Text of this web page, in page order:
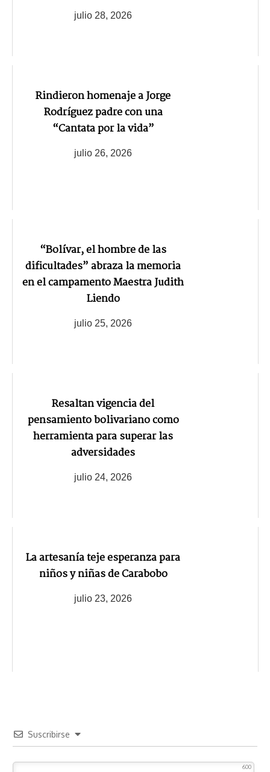
julio 28, 2026
Rindieron homenaje a Jorge
Rodríguez padre con una
“Cantata por la vida”
julio 26, 2026
“Bolívar, el hombre de las
dificultades” abraza la memoria
en el campamento Maestra Judith
Liendo
julio 25, 2026
Resaltan vigencia del
pensamiento bolivariano como
herramienta para superar las
adversidades
julio 24, 2026
La artesanía teje esperanza para
niños y niñas de Carabobo
julio 23, 2026
Suscribirse
600